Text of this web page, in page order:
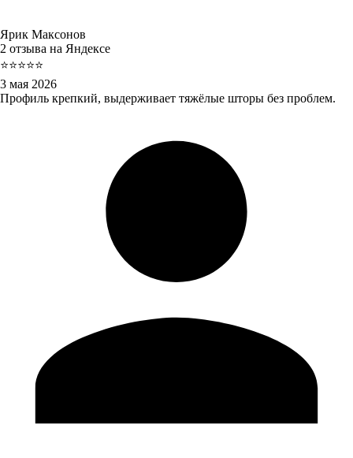
Ярик Максонов
2 отзыва на Яндексе
⭐⭐⭐⭐⭐
3 мая 2026
Профиль крепкий, выдерживает тяжёлые шторы без проблем.